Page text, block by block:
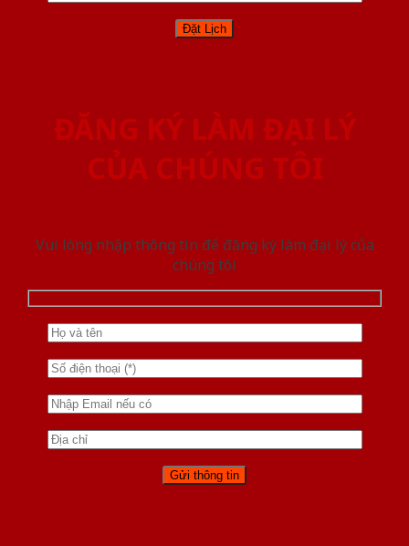
ĐĂNG KÝ LÀM ĐẠI LÝ
CỦA CHÚNG TÔI
Vui lòng nhập thông tin để đăng ký làm đại lý của
chúng tôi